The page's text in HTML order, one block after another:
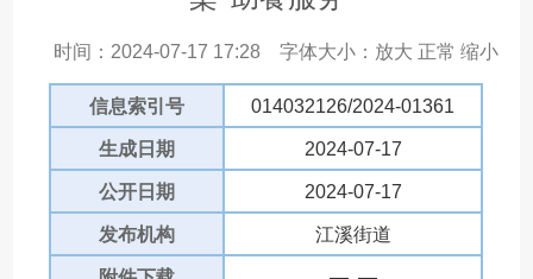
时间：2024-07-17 17:28 字体大小： 放大 正常 缩小
信息索引号 014032126/2024-01361
生成日期 2024-07-17
公开日期 2024-07-17
发布机构 江溪街道